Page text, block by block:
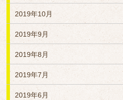
2019年10月
2019年9月
2019年8月
2019年7月
2019年6月